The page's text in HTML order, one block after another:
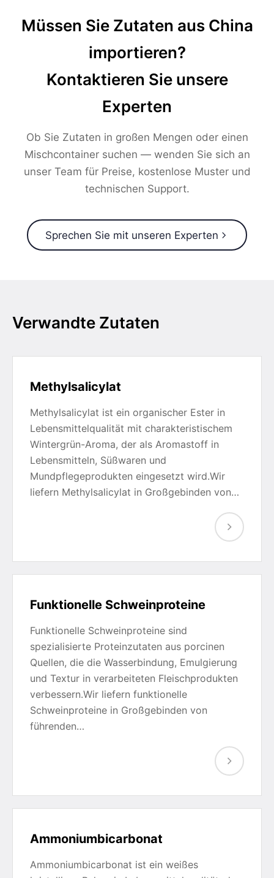
Müssen Sie Zutaten aus China
importieren?
Kontaktieren Sie unsere
Experten
Ob Sie Zutaten in großen Mengen oder einen
Mischcontainer suchen — wenden Sie sich an
unser Team für Preise, kostenlose Muster und
technischen Support.
Sprechen Sie mit unseren Experten
Verwandte Zutaten
Methylsalicylat
Methylsalicylat ist ein organischer Ester in
Lebensmittelqualität mit charakteristischem
Wintergrün-Aroma, der als Aromastoff in
Lebensmitteln, Süßwaren und
Mundpflegeprodukten eingesetzt wird.Wir
liefern Methylsalicylat in Großgebinden von…
Funktionelle Schweinproteine
Funktionelle Schweinproteine sind
spezialisierte Proteinzutaten aus porcinen
Quellen, die die Wasserbindung, Emulgierung
und Textur in verarbeiteten Fleischprodukten
verbessern.Wir liefern funktionelle
Schweinproteine in Großgebinden von
führenden…
Ammoniumbicarbonat
Ammoniumbicarbonat ist ein weißes